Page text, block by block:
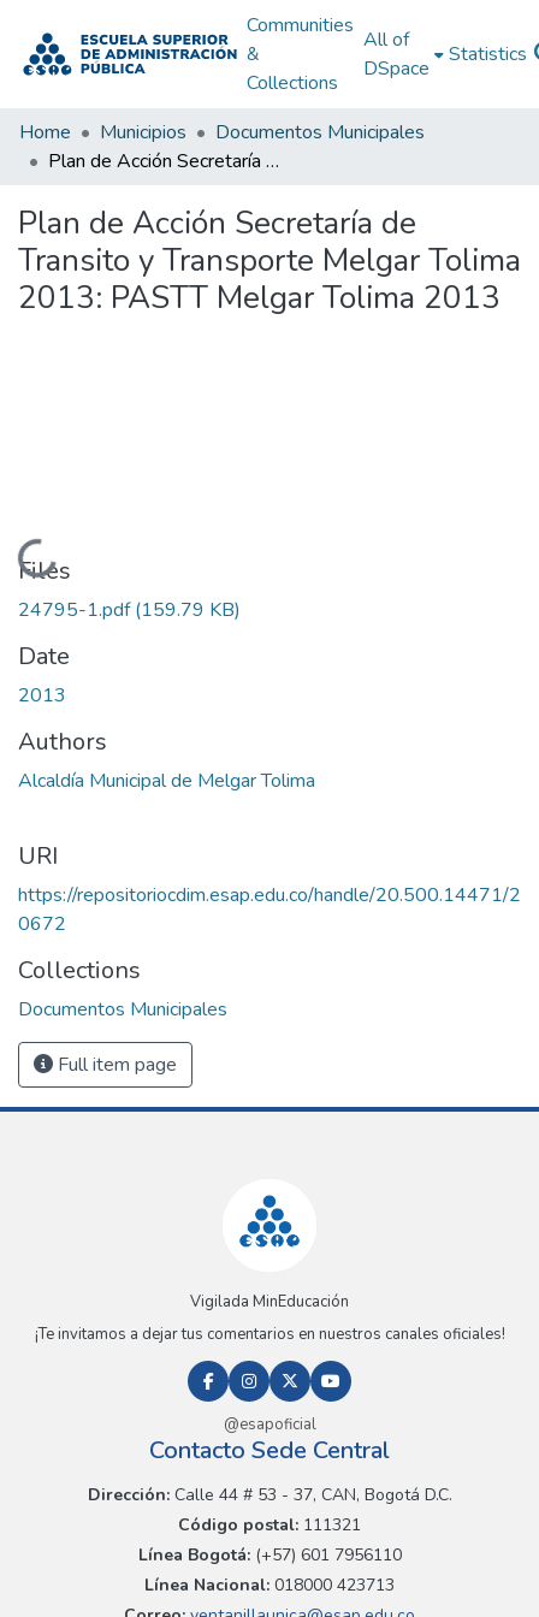
Communities
&
Collections
All of
DSpace
Statistics
Home Municipios
Documentos Municipales
Plan de Acción Secretaría de Transito y Transporte Melgar Tolima 2013: PASTT Melgar Tolima 2013
Plan de Acción Secretaría de
Transito y Transporte Melgar Tolima
2013: PASTT Melgar Tolima 2013
Loading...
Files
24795-1.pdf(159.79 KB)
Date
2013
Authors
Alcaldía Municipal de Melgar Tolima
URI
https://repositoriocdim.esap.edu.co/handle/20.500.14471/2
0672
Collections
Documentos Municipales
Full item page
Vigilada MinEducación
¡Te invitamos a dejar tus comentarios en nuestros canales oficiales!
@esapoficial
Contacto Sede Central
Dirección:Calle 44 # 53 - 37, CAN, Bogotá D.C.
Código postal: 111321
Línea Bogotá:(+57) 601 7956110
Línea Nacional: 018000 423713